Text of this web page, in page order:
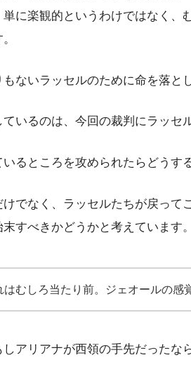
に楽観的というわけではなく、
ないラッセルのために命を落と
いるのは、今回の裁判にラッセ
るところを攻められたらどうする
でなく、ラッセルたちが戻って
すべきかどうかと考えています。
はむしろ当たり前。ジェオールの感
アリアナが西領の手先だったなら